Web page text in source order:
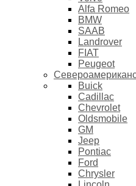
Alfa Romeo
BMW
SAAB
Landrover
FIAT
Peugeot
Buick
Cadillac
Chevrolet
Oldsmobile
GM
Jeep
Pontiac
Ford
Chrysler